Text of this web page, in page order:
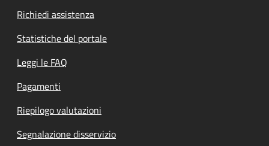
Richiedi assistenza
Statistiche del portale
Leggi le FAQ
Pagamenti
Riepilogo valutazioni
Segnalazione disservizio